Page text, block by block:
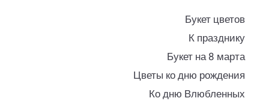
Букет цветов
К празднику
Букет на 8 марта
Цветы ко дню рождения
Ко дню Влюбленных